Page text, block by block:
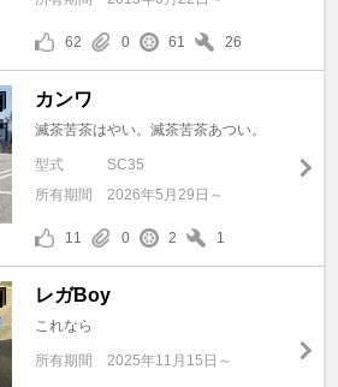
62 0 61 26
カンワ
滅茶苦茶はやい。滅茶苦茶あつい。
型式
SC35
所有期間
2026年5月29日～
11 0 2 1
レガBoy
これなら
所有期間 2025年11月15日～